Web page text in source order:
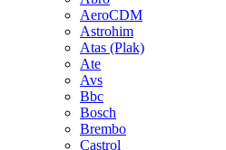
AeroCDM
Astrohim
Atas (Plak)
Ate
Avs
Bbc
Bosch
Brembo
Castrol